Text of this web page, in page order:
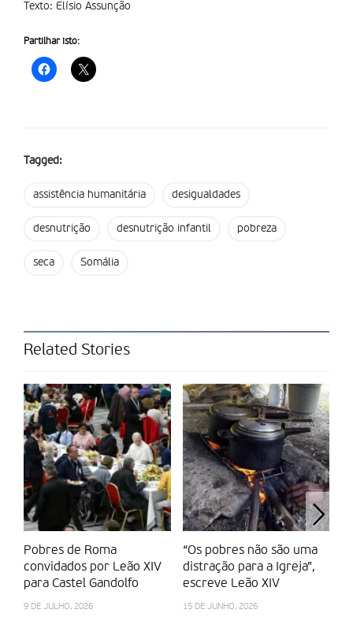
Texto: Elísio Assunção
Partilhar isto:
Tagged:
assistência humanitária desigualdades
desnutrição desnutrição infantil pobreza
seca Somália
Related Stories
Pobres de Roma
convidados por Leão XIV
para Castel Gandolfo
9 DE JULHO, 2026
“Os pobres não são uma
distração para a Igreja”,
escreve Leão XIV
15 DE JUNHO, 2026